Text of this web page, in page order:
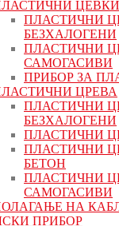
ПЛАСТИЧНИ
БЕЗХАЛОГЕНИ
ПЛАСТИЧНИ
САМОГАСИВИ
ПРИБОР ЗА
ЦРЕВА
ПЛАСТИЧНИ
БЕЗХАЛОГЕНИ
ПЛАСТИЧНИ
ПЛАСТИЧНИ
БЕТОН
ПЛАСТИЧНИ
САМОГАСИВИ
НА
ПРИБОР